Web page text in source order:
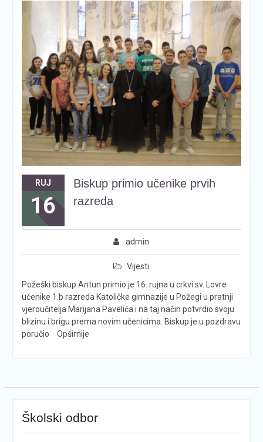
RUJ
16
Biskup primio učenike prvih
razreda
admin
Vijesti
Požeški biskup Antun primio je 16. rujna u crkvi sv. Lovre
učenike 1.b razreda Katoličke gimnazije u Požegi u pratnji
vjeroučitelja Marijana Pavelića i na taj način potvrdio svoju
blizinu i brigu prema novim učenicima. Biskup je u pozdravu
poručio
Opširnije
Školski odbor